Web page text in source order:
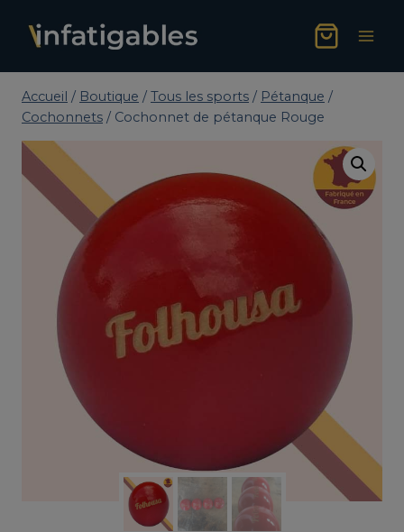
Accueil / Boutique / Tous les sports / Pétanque /
Cochonnets / Cochonnet de pétanque Rouge